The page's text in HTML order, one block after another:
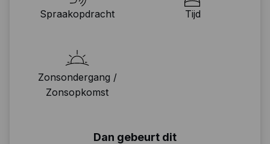
Spraakopdracht Tijd
Zonsondergang /
Zonsopkomst
Dan gebeurt dit